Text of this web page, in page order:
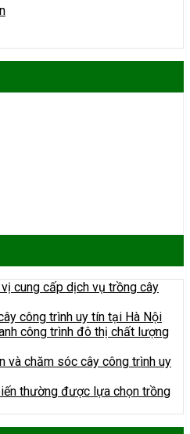
cung cấp dịch vụ trồng cây
công trình uy tín tại Hà Nội
công trình đô thị chất lượng
và chăm sóc cây công trình uy
thường được lựa chọn trồng